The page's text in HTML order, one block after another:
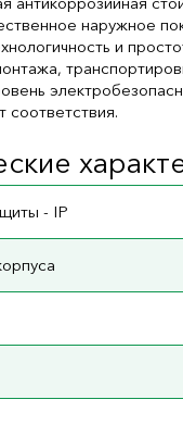
наружное
и
соответствия.
- IP